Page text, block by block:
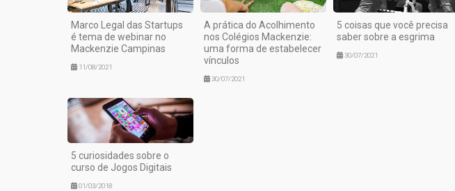
Marco Legal das Startups
é tema de webinar no
Mackenzie Campinas
11/08/2021
A prática do Acolhimento
nos Colégios Mackenzie:
uma forma de estabelecer
vínculos
30/07/2021
5 coisas que você precisa
saber sobre a esgrima
30/07/2021
5 curiosidades sobre o
curso de Jogos Digitais
01/03/2018